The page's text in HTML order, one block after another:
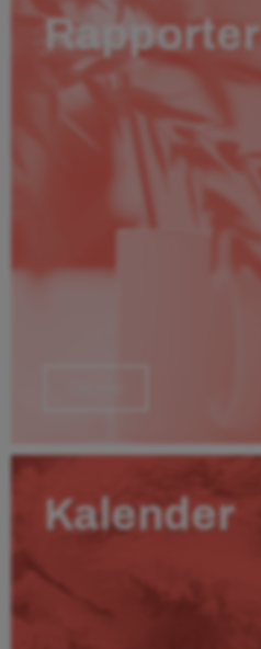
Rapporter
Kalender